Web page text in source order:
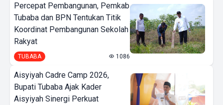
Percepat Pembangunan, Pemkab
Tubaba dan BPN Tentukan Titik
Koordinat Pembangunan Sekolah
Rakyat
TUBABA 1086
Aisyiyah Cadre Camp 2026,
Bupati Tubaba Ajak Kader
Aisyiyah Sinergi Perkuat